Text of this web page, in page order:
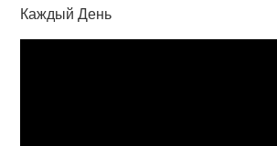
Каждый День